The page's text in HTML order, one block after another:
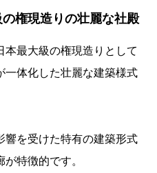
権現造りの壮麗な社殿
本最大級の権現造りとして
一体化した壮麗な建築様式
響を受けた特有の建築形式
特徴的です。